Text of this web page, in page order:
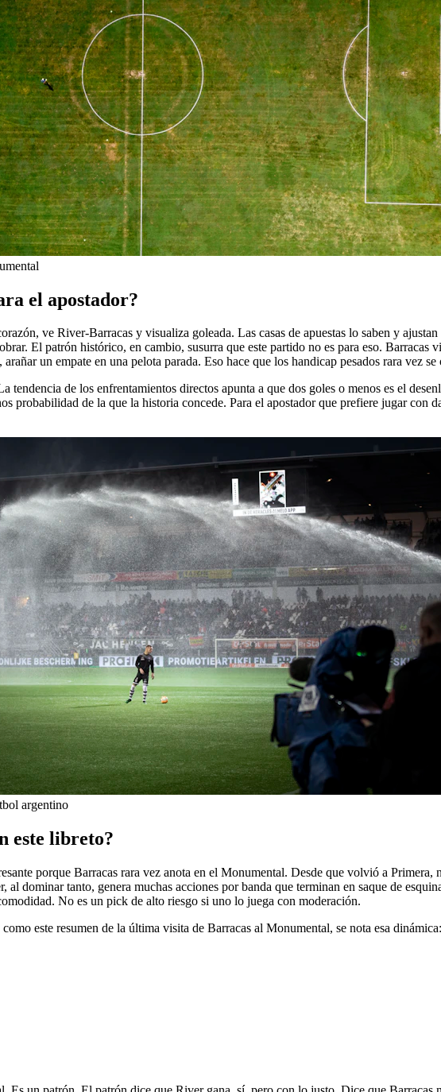
el apostador?
ve River-Barracas y visualiza goleada. Las casas de apuestas lo saben y
El patrón histórico, en cambio, susurra que este partido no es para eso.
un empate en una pelota parada. Eso hace que los handicap pesados rara vez se
de los enfrentamientos directos apunta a que dos goles o menos es el
probabilidad de la que la historia concede. Para el apostador que prefiere jugar con
argentino
este libreto?
porque Barracas rara vez anota en el Monumental. Desde que volvió a
al dominar tanto, genera muchas acciones por banda que terminan en saque de
No es un pick de alto riesgo si uno lo juega con moderación.
este resumen de la última visita de Barracas al Monumental, se nota esa